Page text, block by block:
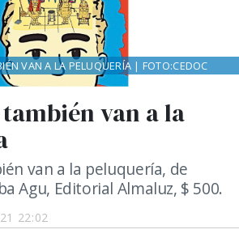
22:02
van a la
van a la peluquería, de
Agu, Editorial Almaluz, $ 500.
VAN A LA PELUQUERÍA | FOTO:CEDOC